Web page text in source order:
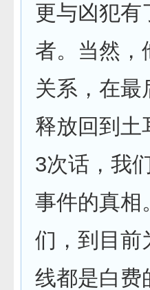
更与凶犯有
者。当然，
关系，在最
释放回到土
3次话，我
事件的真相
们，到目前
线都是白费